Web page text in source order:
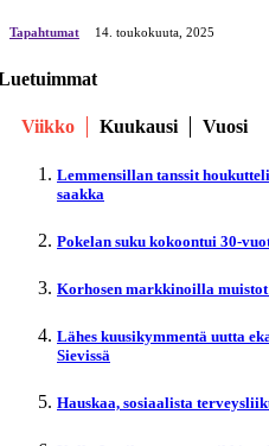
Tapahtumat 14. toukokuuta, 2025
Viikko Kuukausi Vuosi
Lemmensillan tanssit
saakka
Pokelan suku kokoontui 30-
Korhosen markkinoilla
Lähes kuusikymmentä uutta
Sievissä
Hauskaa, sosiaalista